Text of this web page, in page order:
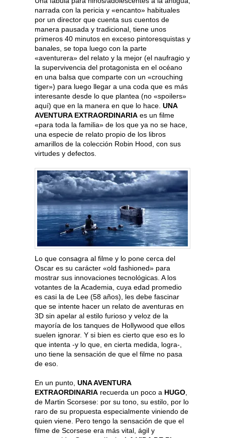
narrada con la pericia y «encanto» habituales
por un director que cuenta sus cuentos de
manera pausada y tradicional, tiene unos
primeros 40 minutos en exceso pintoresquistas y
banales, se topa luego con la parte
«aventurera» del relato y la mejor (el naufragio y
la supervivencia del protagonista en el océano
en una balsa que comparte con un «crouching
tiger») para luego llegar a una coda que es más
interesante desde lo que plantea (no «spoilers»
aquí) que en la manera en que lo hace. UNA
AVENTURA EXTRAORDINARIA es un filme
«para toda la familia» de los que ya no se hace,
una especie de relato propio de los libros
amarillos de la colección Robin Hood, con sus
virtudes y defectos.
Lo que consagra al filme y lo pone cerca del
Oscar es su carácter «old fashioned» para
mostrar sus innovaciones tecnológicas. A los
votantes de la Academia, cuya edad promedio
es casi la de Lee (58 años), les debe fascinar
que se intente hacer un relato de aventuras en
3D sin apelar al estilo furioso y veloz de la
mayoría de los tanques de Hollywood que ellos
suelen ignorar. Y si bien es cierto que eso es lo
que intenta -y lo que, en cierta medida, logra-,
uno tiene la sensación de que el filme no pasa
de eso.
En un punto, UNA AVENTURA
EXTRAORDINARIA recuerda un poco a HUGO
de Martin Scorsese: por su tono, su estilo, por lo
raro de su propuesta especialmente viniendo de
quien viene. Pero tengo la sensación de que el
filme de Scorsese era más vital, ágil y